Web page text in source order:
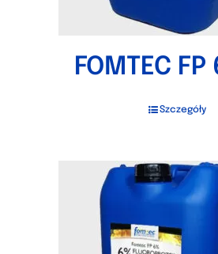
FOMTEC FP
Szczegóły